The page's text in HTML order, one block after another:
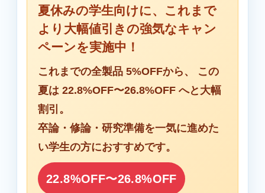
夏休みの学生向けに、これまで
より大幅値引きの強気なキャン
ペーンを実施中！
これまでの全製品 5%OFFから、 この
夏は 22.8%OFF〜26.8%OFFへと大幅
割引。
卒論・修論・研究準備を一気に進めた
い学生の方におすすめです。
22.8%OFF〜26.8%OFF